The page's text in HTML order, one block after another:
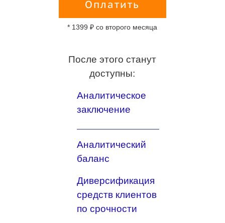
Оплатить
* 1399 ₽ со второго месяца
После этого станут
доступны:
Аналитическое
заключение
Аналитический
баланс
Диверсификация
средств клиентов
по срочности